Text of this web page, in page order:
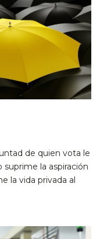
de quien vota le
la aspiración
la vida privada al